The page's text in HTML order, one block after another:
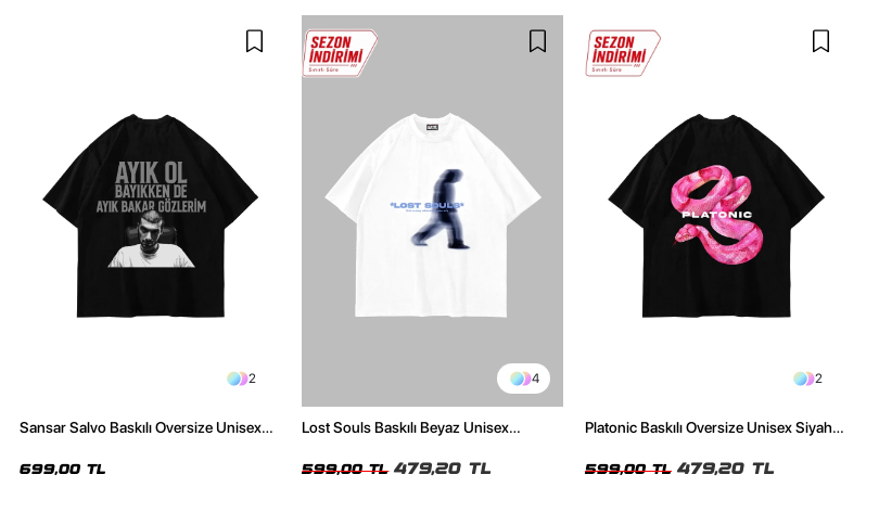
2
Sansar Salvo Baskılı Oversize Unisex
699,00 TL
4
Lost Souls Baskılı Beyaz Unisex
599,00 TL 479,20 TL
2
Platonic Baskılı Oversize Unisex Siyah
599,00 TL 479,20 TL